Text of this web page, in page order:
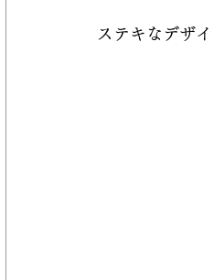
ステキなデザイ